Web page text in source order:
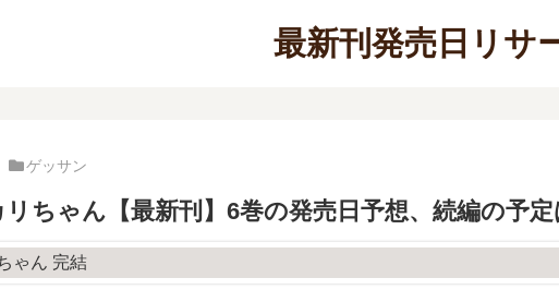
最新刊発売日リサ
ゲッサン
ちゃん【最新刊】6巻の発売日予想、続編の予定